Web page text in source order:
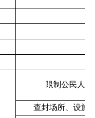
限制公民人身
查封场所、设施